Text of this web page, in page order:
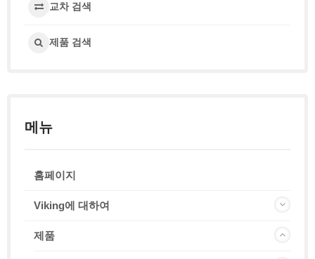
교차 검색
제품 검색
메뉴
홈페이지
Viking에 대하여
제품